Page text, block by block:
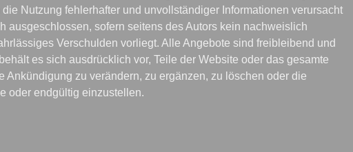
die Nutzung fehlerhafter und unvollständiger Informationen verursacht
ausgeschlossen, sofern seitens des Autors kein nachweislich
Verschulden vorliegt. Alle Angebote sind freibleibend und
es sich ausdrücklich vor, Teile der Website oder das gesamte
Ankündigung zu verändern, zu ergänzen, zu löschen oder die
oder endgültig einzustellen.